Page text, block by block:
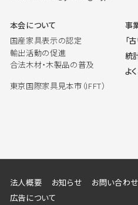
本会について
国産家具表示の認定
輸出活動の促進
合法木材・木製品の普及
東京国際家具見本市（IFFT）
事
「
統
よ
法人概要 お知らせ お問い合わせ
広告について